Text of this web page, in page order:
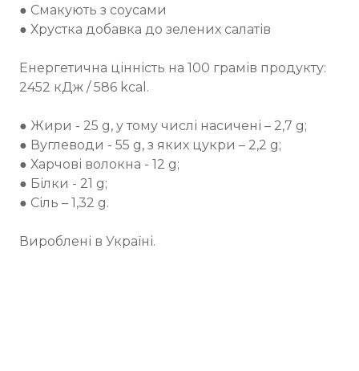
● Смакують з соусами
● Хрустка добавка до зелених салатів
Енергетична цінність на 100 грамів продукту:
2452 кДж / 586 kcal.
● Жири - 25 g, у тому числі насичені – 2,7 g;
● Вуглеводи - 55 g, з яких цукри – 2,2 g;
● Харчові волокна - 12 g;
● Білки - 21 g;
● Сіль – 1,32 g.
Вироблені в Україні.